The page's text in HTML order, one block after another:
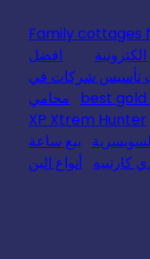
Family cottages
افضل
تأسيس شركات في
best
محامي
XP Xtrem Hunter
بيع ساعة
كارتييه أنواع البن